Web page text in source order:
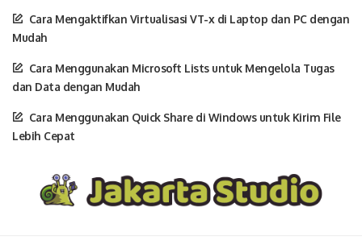
Cara Mengaktifkan Virtualisasi VT-x di Laptop dan PC dengan
Mudah
Cara Menggunakan Microsoft Lists untuk Mengelola Tugas
dan Data dengan Mudah
Cara Menggunakan Quick Share di Windows untuk Kirim File
Lebih Cepat